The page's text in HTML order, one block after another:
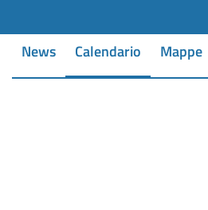
News Calendario Mappe